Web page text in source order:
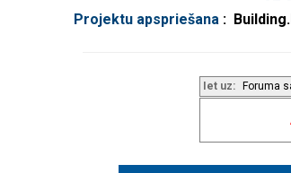
Projektu apspriešana :
Iet uz: Foruma